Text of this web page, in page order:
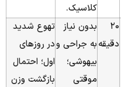
کلاسیک.
۲۰
دقیقه
بدون نیاز
به جراحی و
بیهوشی؛
موقتی
تهوع شدید
در روزهای
اول؛ احتمال
بازگشت وزن